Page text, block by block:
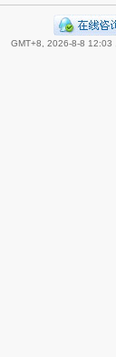
GMT+8, 2026-8-8 12:03